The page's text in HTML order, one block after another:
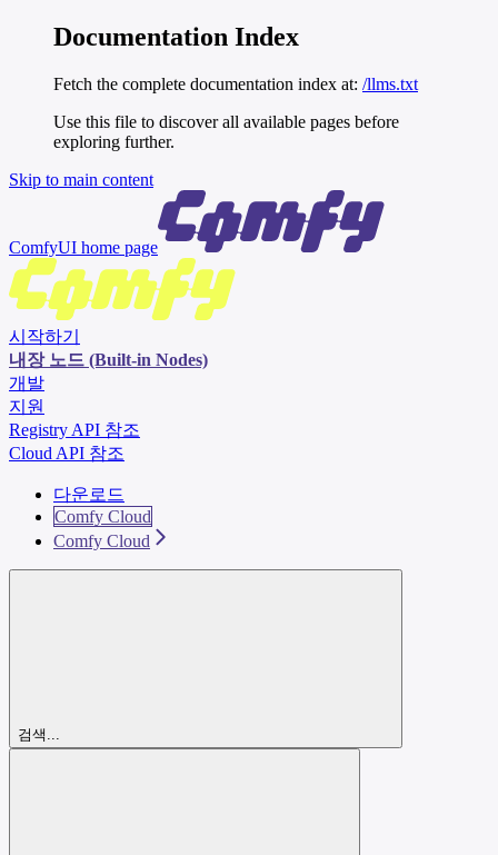
Documentation Index
Fetch the complete documentation index at: /llms.txt
Use this file to discover all available pages before
exploring further.
Skip to main content
ComfyUI home page
시작하기
내장 노드 (Built-in Nodes)
개발
지원
Registry API 참조
Cloud API 참조
다운로드
Comfy Cloud
Comfy Cloud
검색...